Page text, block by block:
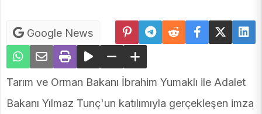
Google News
Tarım ve Orman Bakanı İbrahim Yumaklı ile Adalet
Bakanı Yılmaz Tunç'un katılımıyla gerçekleşen imza